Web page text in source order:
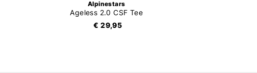
Alpinestars
Ageless 2.0 CSF Tee
€ 29,95